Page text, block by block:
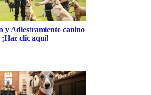
y Adiestramiento canino
clic aquí!